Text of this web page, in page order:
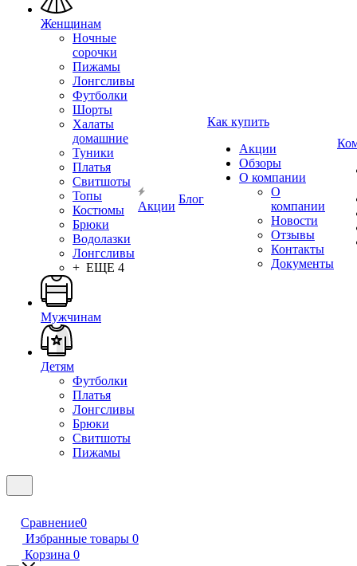
Женщинам
Ночные
сорочки
Пижамы
Лонгсливы
Футболки
Шорты
Халаты
домашние
Туники
Платья
Свитшоты
Топы
Костюмы
Брюки
Водолазки
Лонгсливы
+ ЕЩЕ 4
Мужчинам
Детям
Футболки
Платья
Лонгсливы
Брюки
Свитшоты
Пижамы
Акции
Блог
Как купить
Акции
Обзоры
О компании
О
компании
Новости
Отзывы
Контакты
Документы
Сравнение0
Избранные товары 0
Корзина 0